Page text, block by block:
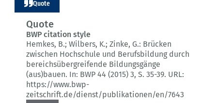
Quote
Quote
BWP citation style
Hemkes, B.; Wilbers, K.; Zinke, G.: Brücken
zwischen Hochschule und Berufsbildung durch
bereichsübergreifende Bildungsgänge
(aus)bauen. In: BWP 44 (2015) 3, S. 35-39. URL:
https://www.bwp-
zeitschrift.de/dienst/publikationen/en/7643